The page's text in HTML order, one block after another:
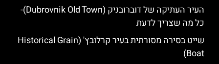
העיר העתיקה של דוברובניק (Dubrovnik Old Town)-
כל מה שצריך לדעת
שייט בסירה מסורתית בעיר קרלובץ' (Historical Grain
Boat)